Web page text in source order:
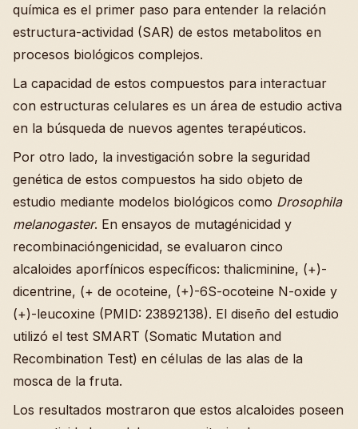
química es el primer paso para entender la relación
estructura-actividad (SAR) de estos metabolitos en
procesos biológicos complejos.
La capacidad de estos compuestos para interactuar
con estructuras celulares es un área de estudio activa
en la búsqueda de nuevos agentes terapéuticos.
Por otro lado, la investigación sobre la seguridad
genética de estos compuestos ha sido objeto de
estudio mediante modelos biológicos como Drosophila
melanogaster. En ensayos de mutagénicidad y
recombinacióngenicidad, se evaluaron cinco
alcaloides aporfínicos específicos: thalicminine, (+)-
dicentrine, (+ de ocoteine, (+)-6S-ocoteine N-oxide y
(+)-leucoxine (PMID: 23892138). El diseño del estudio
utilizó el test SMART (Somatic Mutation and
Recombination Test) en células de las alas de la
mosca de la fruta.
Los resultados mostraron que estos alcaloides poseen